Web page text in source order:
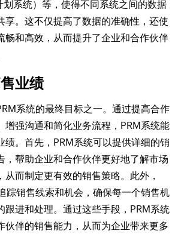
划系统）等，使得不同系统之间的数据
享。这不仅提高了数据的准确性，还使
畅和高效，从而提升了企业和合作伙伴
业绩
系统的最终目标之一。通过提高合作
增强沟通和简化业务流程，PRM系统能
绩。首先，PRM系统可以提供详细的销
，帮助企业和合作伙伴更好地了解市场
从而制定更有效的销售策略。此外，
踪销售线索和机会，确保每一个销售机
跟进和处理。通过这些手段，PRM系统
伙伴的销售能力，从而为企业带来更多